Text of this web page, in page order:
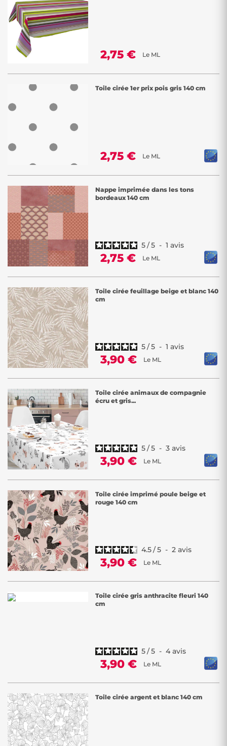
2,75 € Le ML
Toile cirée 1er prix pois gris 140 cm
2,75 € Le ML
Nappe imprimée dans les tons
bordeaux 140 cm
5/5 - 1 avis
2,75 € Le ML
Toile cirée feuillage beige et blanc 140
cm
5/5 - 1 avis
3,90 € Le ML
Toile cirée animaux de compagnie
écru et gris...
5/5 - 3 avis
3,90 € Le ML
Toile cirée imprimé poule beige et
rouge 140 cm
4.5/5 - 2 avis
3,90 € Le ML
Toile cirée gris anthracite fleuri 140
cm
5/5 - 4 avis
3,90 € Le ML
Toile cirée argent et blanc 140 cm